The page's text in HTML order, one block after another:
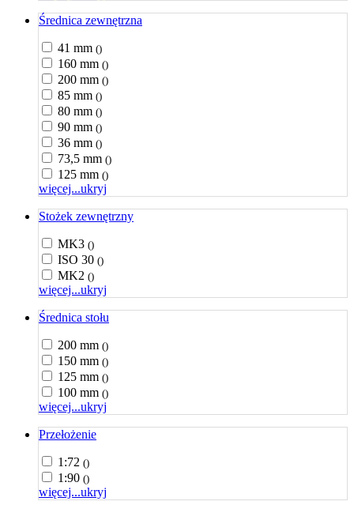
Średnica zewnętrzna
41 mm ()
160 mm ()
200 mm ()
85 mm ()
80 mm ()
90 mm ()
36 mm ()
73,5 mm ()
125 mm ()
więcej...ukryj
Stożek zewnętrzny
MK3 ()
ISO 30 ()
MK2 ()
więcej...ukryj
Średnica stołu
200 mm ()
150 mm ()
125 mm ()
100 mm ()
więcej...ukryj
Przełożenie
1:72 ()
1:90 ()
więcej...ukryj